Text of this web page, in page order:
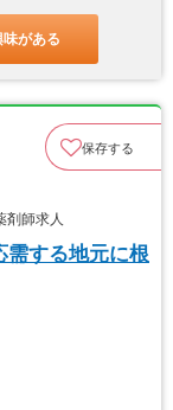
がある
保存する
師求人
する地元に根